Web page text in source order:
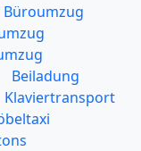
Büroumzug
Beiladung
Klaviertransport